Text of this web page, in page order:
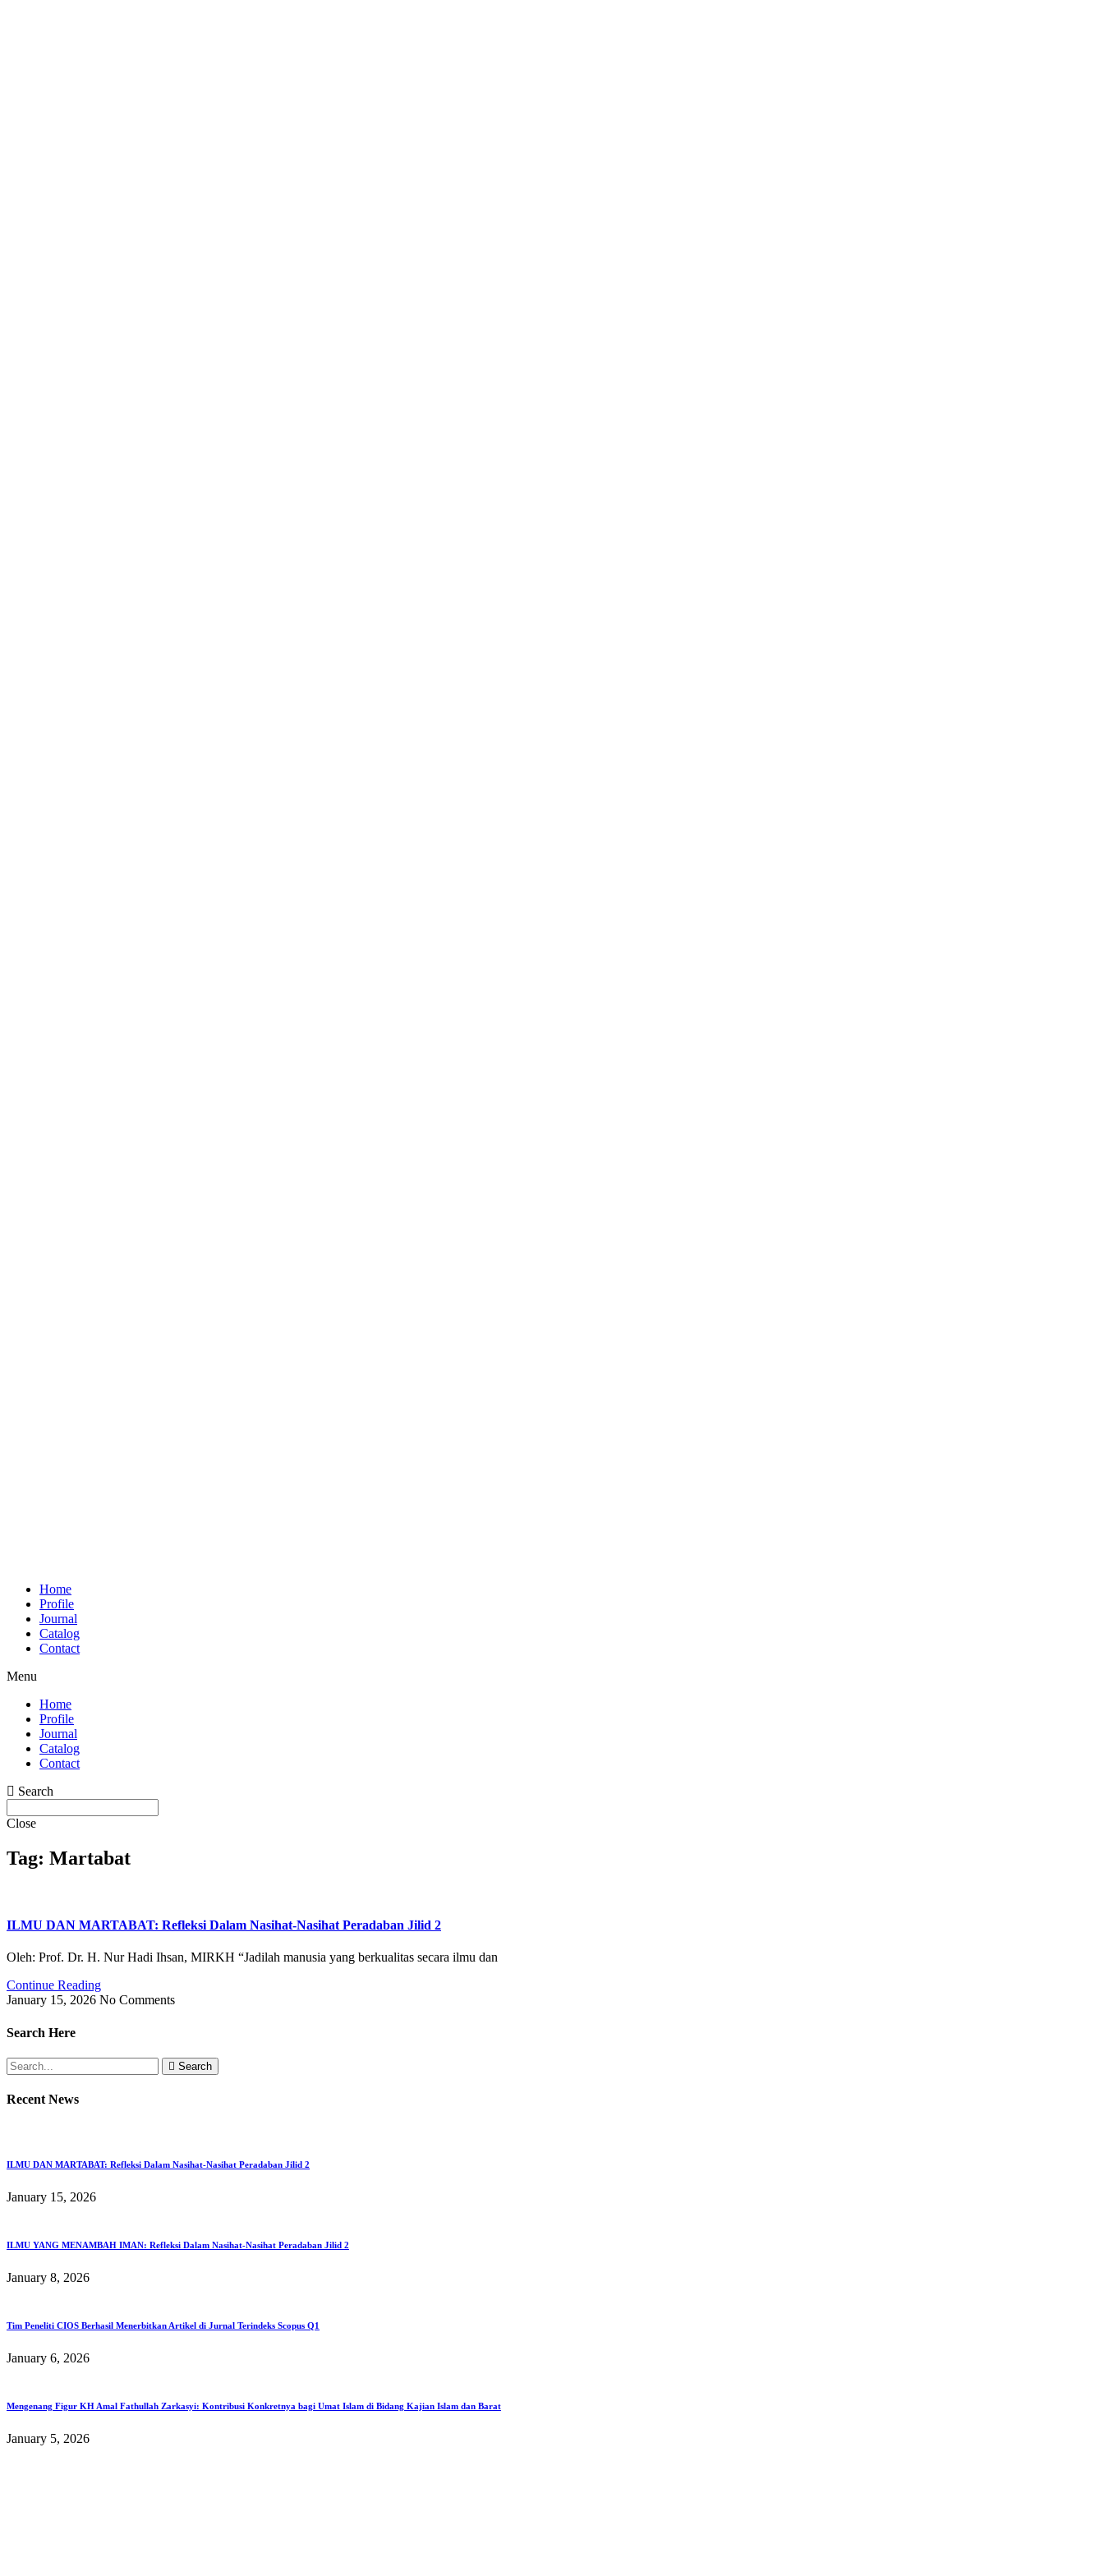
Home
Profile
Journal
Catalog
Contact
Menu
Home
Profile
Journal
Catalog
Contact
Search
Close
Tag: Martabat
ILMU DAN MARTABAT: Refleksi Dalam Nasihat-Nasihat Peradaban Jilid 2
Oleh: Prof. Dr. H. Nur Hadi Ihsan, MIRKH “Jadilah manusia yang berkualitas secara ilmu dan
Continue Reading
January 15, 2026 No Comments
Search Here
Search
Recent News
ILMU DAN MARTABAT: Refleksi Dalam Nasihat-Nasihat Peradaban Jilid 2
January 15, 2026
ILMU YANG MENAMBAH IMAN: Refleksi Dalam Nasihat-Nasihat Peradaban Jilid 2
January 8, 2026
Tim Peneliti CIOS Berhasil Menerbitkan Artikel di Jurnal Terindeks Scopus Q1
January 6, 2026
Mengenang Figur KH Amal Fathullah Zarkasyi: Kontribusi Konkretnya bagi Umat Islam di Bidang Kajian Islam dan Barat
January 5, 2026